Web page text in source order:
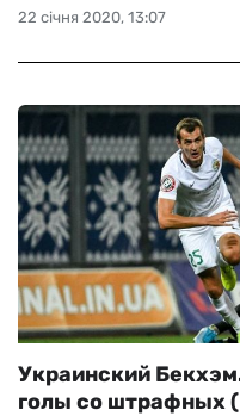
22 січня 2020, 13:07
Украинский
голы со штрафных